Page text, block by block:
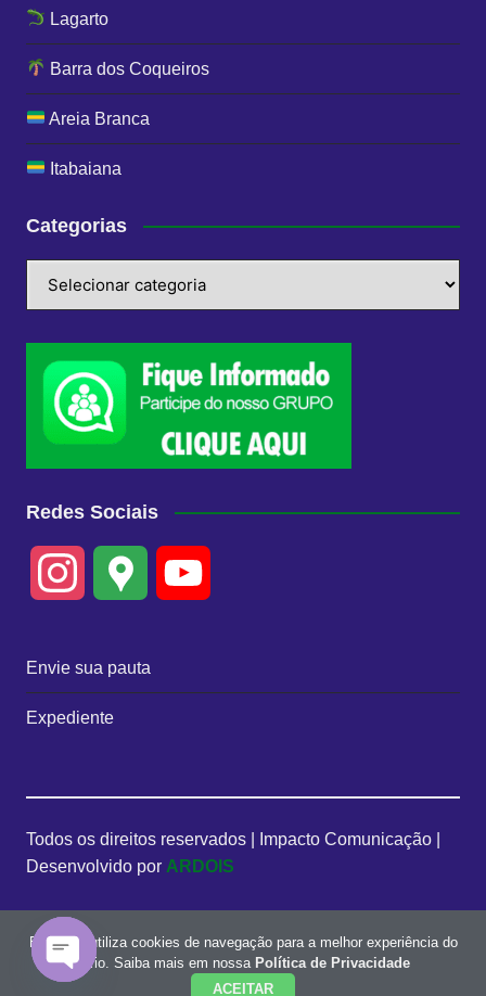
Lagarto
Barra dos Coqueiros
Areia Branca
Itabaiana
Categorias
Redes Sociais
g e
a
b
C
Envie sua pauta
Expediente
Este site utiliza cookies de navegação para a melhor experiência do
usuário. Saiba mais em nossa Política de Privacidade
ACEITAR
Todos os direitos reservados | Impacto Comunicação |
Desenvolvido por ARDOIS